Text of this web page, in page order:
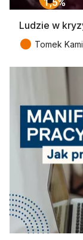
Ludzie w
● Tomek